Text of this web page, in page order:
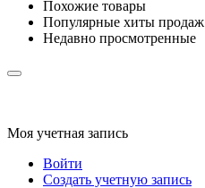
Похожие товары
Популярные хиты продаж
Недавно просмотренные
Моя учетная запись
Войти
Создать учетную запись